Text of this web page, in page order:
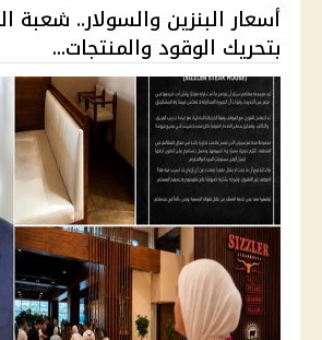
أسعار البنزين والسولار.. شعبة
بتحريك الوقود والمنتجات...